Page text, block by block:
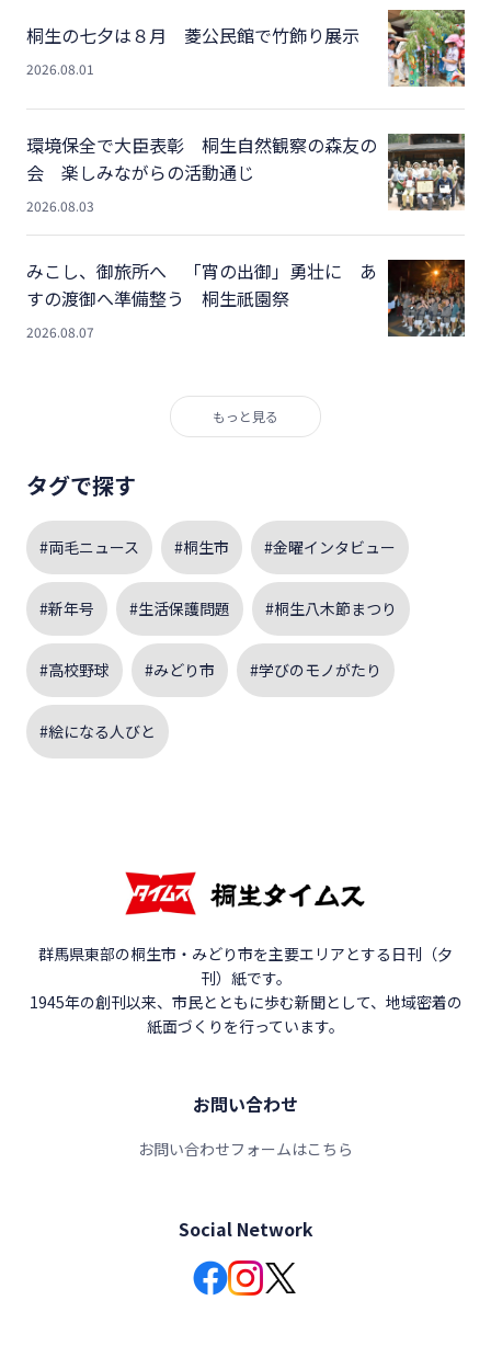
桐生の七夕は８月 菱公民館で竹飾り展示
2026.08.01
環境保全で大臣表彰 桐生自然観察の森友の
会 楽しみながらの活動通じ
2026.08.03
みこし、御旅所へ 「宵の出御」勇壮に あ
すの渡御へ準備整う 桐生祇園祭
2026.08.07
もっと見る
タグで探す
#両毛ニュース #桐生市 #金曜インタビュー
#新年号 #生活保護問題 #桐生八木節まつり
#高校野球 #みどり市 #学びのモノがたり
#絵になる人びと
群馬県東部の桐生市・みどり市を主要エリアとする日刊（夕
刊）紙です。
1945年の創刊以来、市民とともに歩む新聞として、地域密着の
紙面づくりを行っています。
お問い合わせ
お問い合わせフォームはこちら
Social Network